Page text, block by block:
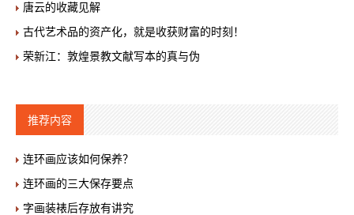
唐云的收藏见解
古代艺术品的资产化，就是收获财富的时刻！
荣新江：敦煌景教文献写本的真与伪
推荐内容
连环画应该如何保养？
连环画的三大保存要点
字画装裱后存放有讲究